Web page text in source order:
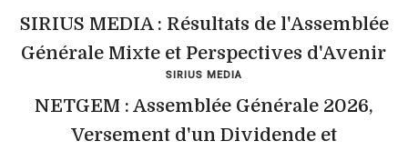
SIRIUS MEDIA : Résultats de l'Assemblée
Générale Mixte et Perspectives d'Avenir
SIRIUS MEDIA
NETGEM : Assemblée Générale 2026,
Versement d'un Dividende et